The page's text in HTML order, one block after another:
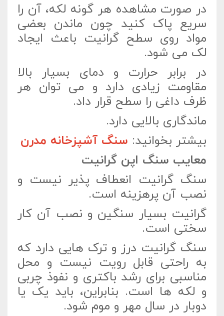
در صورت مشاهده هر گونه لکه، آن را
سریع پاک کنید چون ماندن بعضی
مواد روی سطح گرانیت باعث ایجاد
لک می شود.
در برابر حرارت و دمای بسیار بالا
مقاومت زیادی دارد و می توان هر
ظرف داغی را سطح قرار داد.
ماندگاری بالایی دارد.
بیشتر بخوانید: سنگ آشپزخانه مدرن
معایب سنگ اپن گرانیت
سنگ گرانیت انعطاف پذیر نیست و
نصب آن پرهزینه است.
گرانیت بسیار سنگین و نصب آن کار
سختی است.
سنگ گرانیت درز و ترک هایی دارد که
به راحتی قابل رویت نیست و محل
مناسبی برای رشد باکتری و نفوذ چربی
و لکه ها است. بنابراین، باید یک یا
دوبار در سال مهر و موم شود.